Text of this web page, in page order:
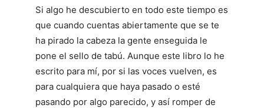
Si algo he descubierto en todo este tiempo es
que cuando cuentas abiertamente que se te
ha pirado la cabeza la gente enseguida le
pone el sello de tabú. Aunque este libro lo he
escrito para mí, por si las voces vuelven, es
para cualquiera que haya pasado o esté
pasando por algo parecido, y así romper de